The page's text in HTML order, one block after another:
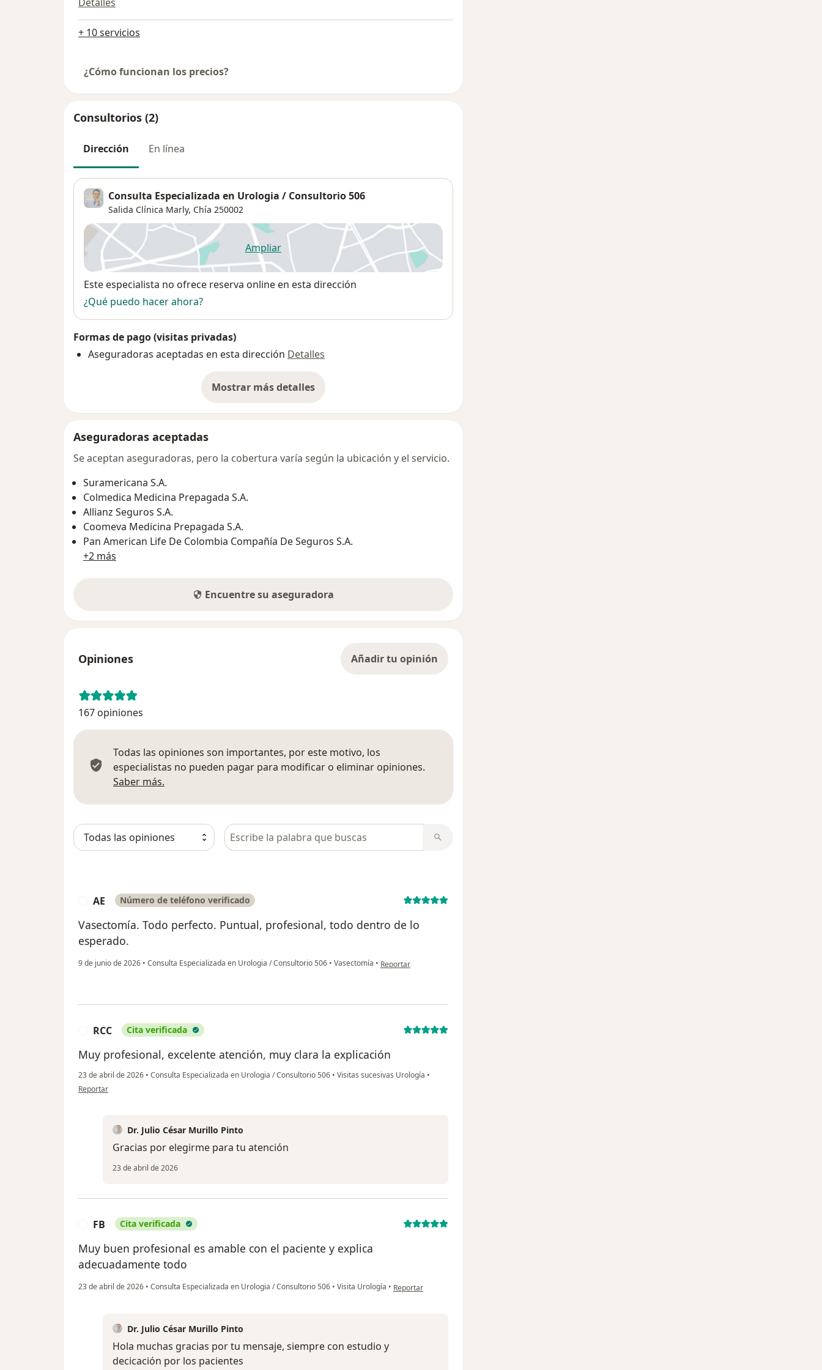
Detalles
+ 10 servicios
¿Cómo funcionan los precios?
Consultorios (2)
Dirección En línea
Consulta Especializada en Urologia / Consultorio 506
Salida Clínica Marly, Chía 250002
Ampliarse abre en una nueva pestaña
Disponibilidad
Este especialista no ofrece reserva online en esta dirección
¿Qué puedo hacer ahora?
Formas de pago (visitas privadas)
Aseguradoras aceptadas en esta dirección Detalles
Mostrar más detalles
sobre la dirección
Aseguradoras aceptadas
Se aceptan aseguradoras, pero la cobertura varía según la ubicación y el servicio.
Suramericana S.A.
Colmedica Medicina Prepagada S.A.
Allianz Seguros S.A.
Coomeva Medicina Prepagada S.A.
Pan American Life De Colombia Compañía De Seguros S.A.
+2 más
Encuentre su aseguradora
Opiniones Añadir tu opinión
167 opiniones
Todas las opiniones son importantes, por este motivo, los
especialistas no pueden pagar para modificar o eliminar opiniones.
Saber más.
Busca en opiniones
AE Número de teléfono verificado
Vasectomía. Todo perfecto. Puntual, profesional, todo dentro de lo
esperado.
9 de junio de 2026 • Consulta Especializada en Urologia / Consultorio 506 • Vasectomía • en opinión del usuario AE
Reportar
RCC Cita verificada
Muy profesional, excelente atención, muy clara la explicación
23 de abril de 2026 • Consulta Especializada en Urologia / Consultorio 506 • Visitas sucesivas Urología •
en opinión del usuario RCC
Reportar
Dr. Julio César Murillo Pinto
Gracias por elegirme para tu atención
23 de abril de 2026
FB Cita verificada
Muy buen profesional es amable con el paciente y explica
adecuadamente todo
23 de abril de 2026 • Consulta Especializada en Urologia / Consultorio 506 • Visita Urología • en opinión del usuario FB
Reportar
Dr. Julio César Murillo Pinto
Hola muchas gracias por tu mensaje, siempre con estudio y
decicación por los pacientes